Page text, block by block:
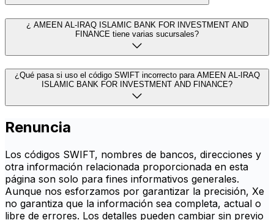
¿ AMEEN AL-IRAQ ISLAMIC BANK FOR INVESTMENT AND
FINANCE tiene varias sucursales?
¿Qué pasa si uso el código SWIFT incorrecto para AMEEN AL-IRAQ
ISLAMIC BANK FOR INVESTMENT AND FINANCE?
Renuncia
Los códigos SWIFT, nombres de bancos, direcciones y
otra información relacionada proporcionada en esta
página son solo para fines informativos generales.
Aunque nos esforzamos por garantizar la precisión, Xe
no garantiza que la información sea completa, actual o
libre de errores. Los detalles pueden cambiar sin previo